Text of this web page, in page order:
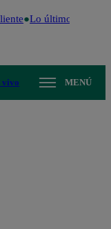
Lo último
vivo MENÚ